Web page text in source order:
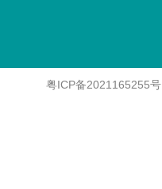
粤ICP备2021165255号